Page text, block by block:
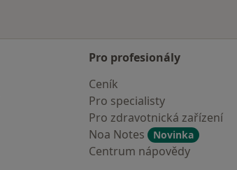
Pro profesionály
Ceník
Pro specialisty
Pro zdravotnická zařízení
Noa Notes
Novinka
Centrum nápovědy